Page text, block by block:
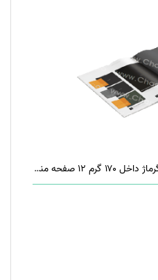
مجله گلاسه گرماژ جلد ۱۷۰ گرم گرماژ داخل ۱۷۰ گرم ۱۲ صفحه منگنه تخت